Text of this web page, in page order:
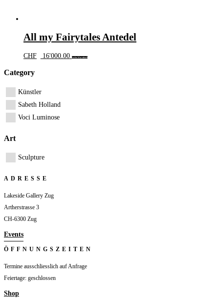
All my Fairytales Antedel
CHF 16'000.00 In den Warenkorb
Category
Künstler
Sabeth Holland
Voci Luminose
Art
Sculpture
ADRESSE
Lakeside Gallery Zug
Artherstrasse 3
CH-6300 Zug
Events
ÖFFNUNGSZEITEN
Termine ausschliesslich auf Anfrage
Feiertage: geschlossen
Shop